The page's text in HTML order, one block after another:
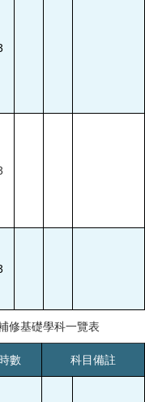
修基礎學科一覽表
數 科目備註